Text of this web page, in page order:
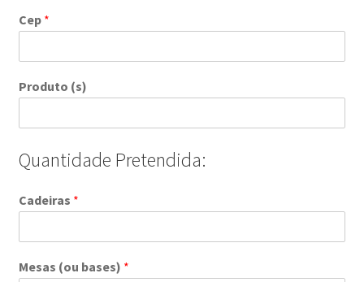
Cep *
Produto (s)
Quantidade Pretendida:
Cadeiras *
Mesas (ou bases) *